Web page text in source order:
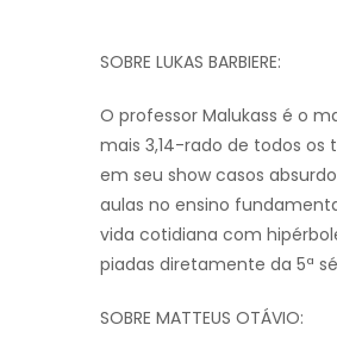
SOBRE LUKAS BARBIERE:
O professor Malukass é o
mais 3,14-rado de todos os
em seu show casos
aulas no ensino
vida cotidiana com
piadas diretamente da 5ª
SOBRE MATTEUS OTÁVIO: